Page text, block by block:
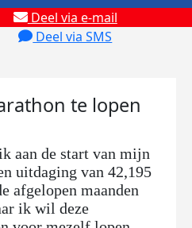
Deel via e-mail
Deel via SMS
te lopen
aan de start van mijn
uitdaging van 42,195
afgelopen maanden
ik wil deze